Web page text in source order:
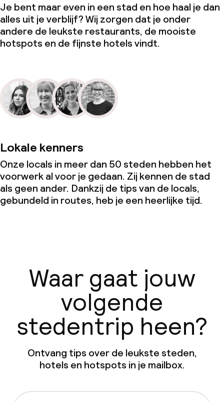
Je bent maar even in een stad en hoe haal je dan
alles uit je verblijf? Wij zorgen dat je onder
andere de leukste restaurants, de mooiste
hotspots en de fijnste hotels vindt.
Lokale kenners
Onze locals in meer dan 50 steden hebben het
voorwerk al voor je gedaan. Zij kennen de stad
als geen ander. Dankzij de tips van de locals,
gebundeld in routes, heb je een heerlijke tijd.
Waar gaat jouw
volgende
stedentrip heen?
Ontvang tips over de leukste steden,
hotels en hotspots in je mailbox.